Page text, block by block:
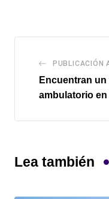
PUBLICACIÓN
Encuentran
ambulatorio
Lea también